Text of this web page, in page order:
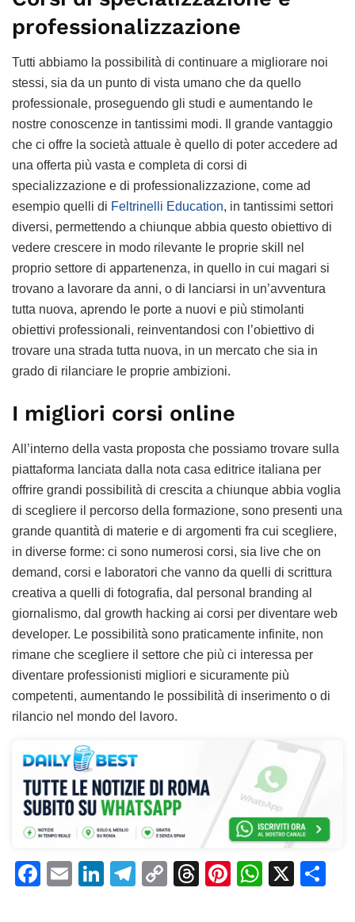
professionalizzazione
Tutti abbiamo la possibilità di continuare a migliorare noi
stessi, sia da un punto di vista umano che da quello
professionale, proseguendo gli studi e aumentando le
nostre conoscenze in tantissimi modi. Il grande vantaggio
che ci offre la società attuale è quello di poter accedere ad
una offerta più vasta e completa di corsi di
specializzazione e di professionalizzazione, come ad
esempio quelli di Feltrinelli Education, in tantissimi settori
diversi, permettendo a chiunque abbia questo obiettivo di
vedere crescere in modo rilevante le proprie skill nel
proprio settore di appartenenza, in quello in cui magari si
trovano a lavorare da anni, o di lanciarsi in un’avventura
tutta nuova, aprendo le porte a nuovi e più stimolanti
obiettivi professionali, reinventandosi con l’obiettivo di
trovare una strada tutta nuova, in un mercato che sia in
grado di rilanciare le proprie ambizioni.
I migliori corsi online
All’interno della vasta proposta che possiamo trovare sulla
piattaforma lanciata dalla nota casa editrice italiana per
offrire grandi possibilità di crescita a chiunque abbia voglia
di scegliere il percorso della formazione, sono presenti una
grande quantità di materie e di argomenti fra cui scegliere,
in diverse forme: ci sono numerosi corsi, sia live che on
demand, corsi e laboratori che vanno da quelli di scrittura
creativa a quelli di fotografia, dal personal branding al
giornalismo, dal growth hacking ai corsi per diventare web
developer. Le possibilità sono praticamente infinite, non
rimane che scegliere il settore che più ci interessa per
diventare professionisti migliori e sicuramente più
competenti, aumentando le possibilità di inserimento o di
rilancio nel mondo del lavoro.
F
E
Li T
C
T
Pi W X